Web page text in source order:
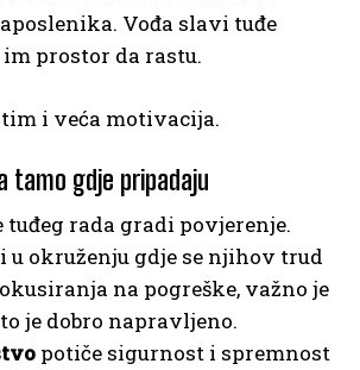
Vođa slavi tuđe
prostor da rastu.
i veća motivacija.
tamo gdje pripadaju
tuđeg rada gradi povjerenje.
u okruženju gdje se njihov trud
na pogreške, važno je
je dobro napravljeno.
potiče sigurnost i spremnost